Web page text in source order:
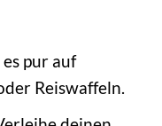
pur auf
Reiswaffeln.